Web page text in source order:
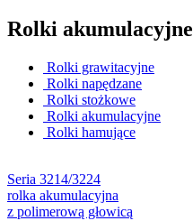
Rolki akumulacyjne
Rolki grawitacyjne
Rolki napędzane
Rolki stożkowe
Rolki akumulacyjne
Rolki hamujące
Seria 3214/3224
rolka akumulacyjna
z polimerową głowicą